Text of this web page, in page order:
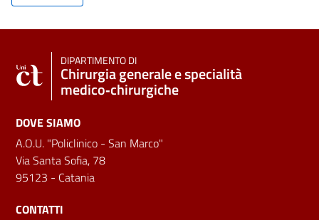
DIPARTIMENTO DI
Chirurgia generale e specialità
medico‑chirurgiche
DOVE SIAMO
A.O.U. "Policlinico - San Marco"
Via Santa Sofia, 78
95123 - Catania
CONTATTI